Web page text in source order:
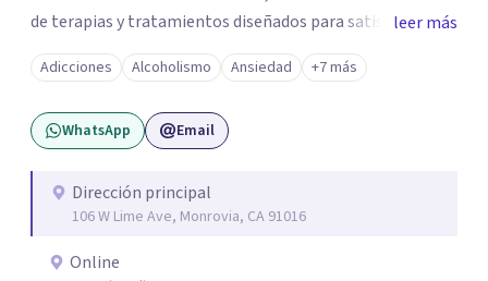
de terapias y tratamientos diseñados para satisfacer tus
necesidades específicas: Terapia para Trastornos de
Ansiedad y Depresión: Somos expertos en el tratamiento
de la ansiedad y la depresión, utilizando enfoques
basados en evidencia para ayudarte a recuperar tu
Familiar: Trabajamos contigo y tus seres queridos para
fortalecer las relaciones y mejorar la dinámica familiar.
leer más
Adicciones Alcoholismo Ansiedad +7 más
WhatsApp Email
Dirección principal
106 W Lime Ave, Monrovia, CA 91016
Online